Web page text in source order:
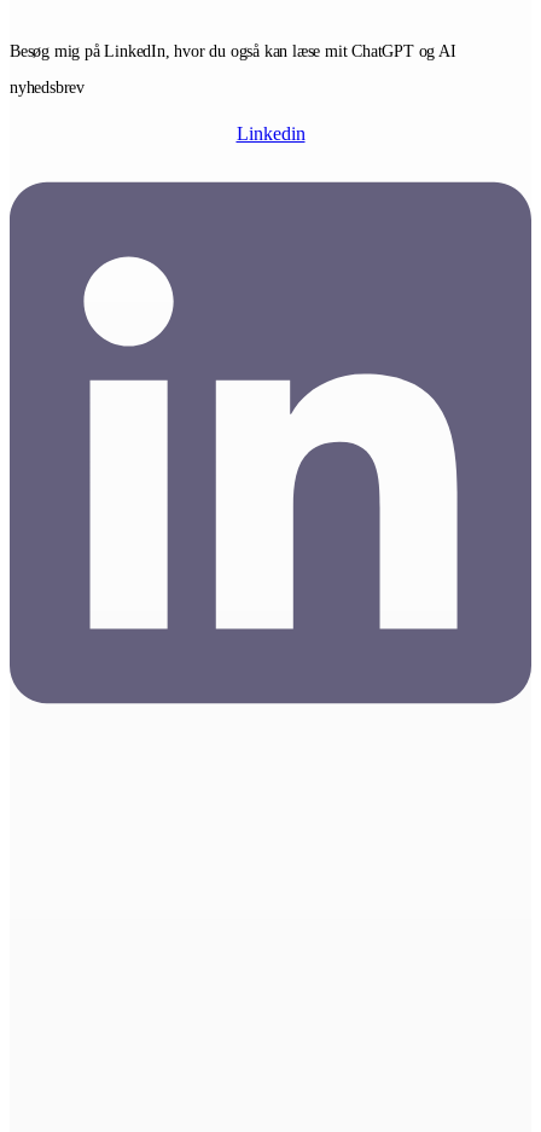
Besøg mig på LinkedIn, hvor du også kan læse mit ChatGPT og AI
nyhedsbrev
Linkedin